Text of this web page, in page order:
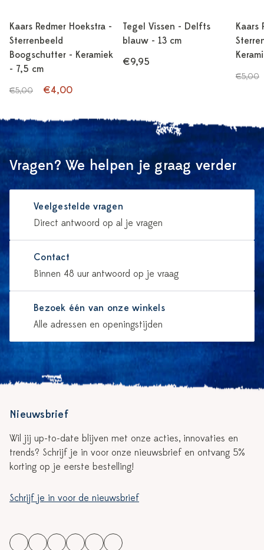
Kaars Redmer Hoekstra -
Sterrenbeeld
Boogschutter - Keramiek
- 7,5 cm
€5,00 €4,00
Tegel Vissen - Delfts
blauw - 13 cm
€9,95
Kaars
€5,00
Vragen? We helpen je graag verder
Veelgestelde vragen
Direct antwoord op al je vragen
Contact
Binnen 48 uur antwoord op je vraag
Bezoek één van onze winkels
Alle adressen en openingstijden
Nieuwsbrief
Wil jij up-to-date blijven met onze acties, innovaties en
trends? Schrijf je in voor onze nieuwsbrief en ontvang 5%
korting op je eerste bestelling!
Schrijf je in voor de nieuwsbrief